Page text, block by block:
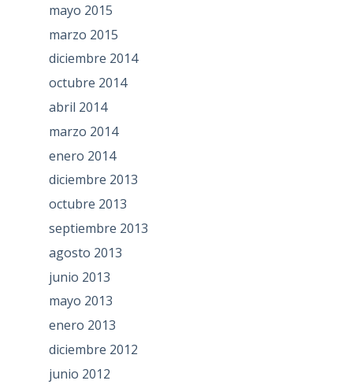
mayo 2015
marzo 2015
diciembre 2014
octubre 2014
abril 2014
marzo 2014
enero 2014
diciembre 2013
octubre 2013
septiembre 2013
agosto 2013
junio 2013
mayo 2013
enero 2013
diciembre 2012
junio 2012